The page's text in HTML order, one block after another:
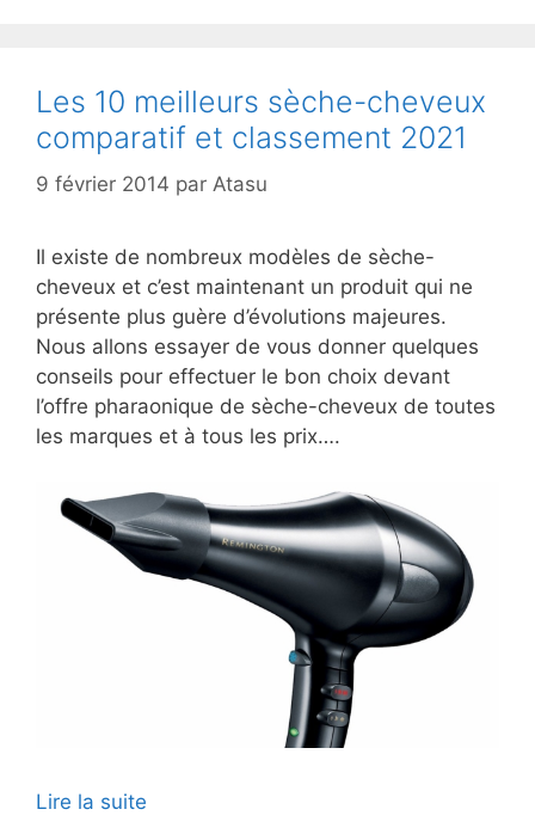
Les 10 meilleurs sèche-cheveux
comparatif et classement 2021
9 février 2014 par Atasu
Il existe de nombreux modèles de sèche-
cheveux et c’est maintenant un produit qui ne
présente plus guère d’évolutions majeures.
Nous allons essayer de vous donner quelques
conseils pour effectuer le bon choix devant
l’offre pharaonique de sèche-cheveux de toutes
les marques et à tous les prix….
Lire la suite